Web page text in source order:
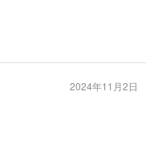
2024年11月2日